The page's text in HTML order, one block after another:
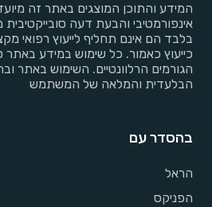
המידע והתוכן המוצגים באתר זה
אינפורמטיבי והבעת דעה
בלבד הם אינם תחליף לייעוץ רפואי
כייעוץ כאמור. כל שימוש במידע באתר
הגורמים הרלוונטיים. השימוש באתר
הבלעדית והמלאה של המשתמש
בהסדר עם
הראל
הפניקס